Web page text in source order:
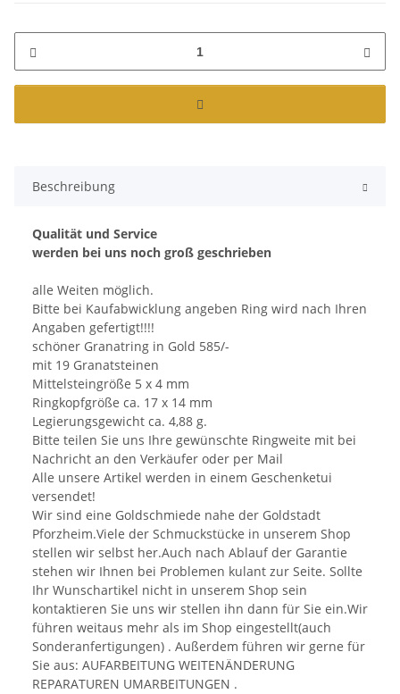
Beschreibung
Qualität und Service
werden bei uns noch groß geschrieben
alle Weiten möglich.
Bitte bei Kaufabwicklung angeben Ring wird nach Ihren
Angaben gefertigt!!!!
schöner Granatring in Gold 585/-
mit 19 Granatsteinen
Mittelsteingröße 5 x 4 mm
Ringkopfgröße ca. 17 x 14 mm
Legierungsgewicht ca. 4,88 g.
Bitte teilen Sie uns Ihre gewünschte Ringweite mit bei
Nachricht an den Verkäufer oder per Mail
Alle unsere Artikel werden in einem Geschenketui
versendet!
Wir sind eine Goldschmiede nahe der Goldstadt
Pforzheim.Viele der Schmuckstücke in unserem Shop
stellen wir selbst her.Auch nach Ablauf der Garantie
stehen wir Ihnen bei Problemen kulant zur Seite. Sollte
Ihr Wunschartikel nicht in unserem Shop sein
kontaktieren Sie uns wir stellen ihn dann für Sie ein.Wir
führen weitaus mehr als im Shop eingestellt(auch
Sonderanfertigungen) . Außerdem führen wir gerne für
Sie aus: AUFARBEITUNG WEITENÄNDERUNG
REPARATUREN UMARBEITUNGEN .